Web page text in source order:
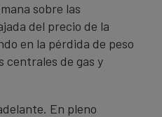
sobre las
del precio de la
en la pérdida de peso
centrales de gas y
En pleno